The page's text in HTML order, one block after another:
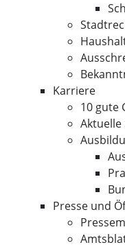
Karriere
10 gute
Presse und